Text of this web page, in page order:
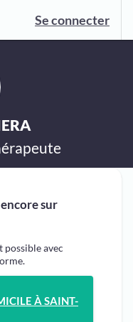
Se connecter
sur
possible avec
À SAINT-